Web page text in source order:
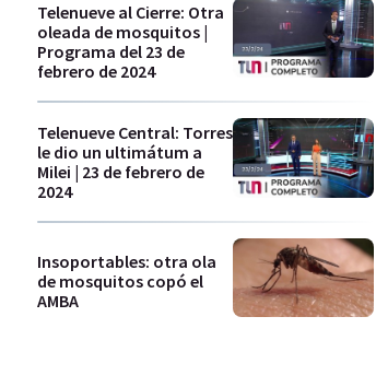
Telenueve al Cierre: Otra
oleada de mosquitos |
Programa del 23 de
febrero de 2024
Telenueve Central: Torres
le dio un ultimátum a
Milei | 23 de febrero de
2024
Insoportables: otra ola
de mosquitos copó el
AMBA